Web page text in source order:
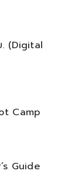
. (Digital
Camp
Guide